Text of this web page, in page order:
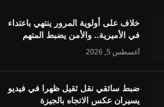
خلاف على أولوية المرور ينتهي باعتداء
في الأميرية.. والأمن يضبط المتهم
أغسطس 5, 2026
ضبط سائقي نقل ثقيل ظهرا في فيديو
يسيران عكس الاتجاه بالجيزة